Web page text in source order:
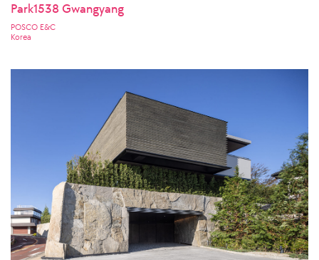
Park1538 Gwangyang
POSCO E&C
Korea